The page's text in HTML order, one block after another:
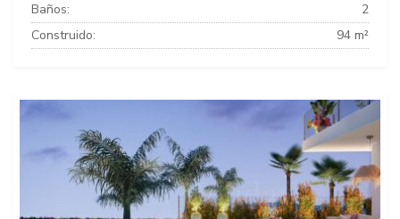
Baños:
2
Construido:
94 m²